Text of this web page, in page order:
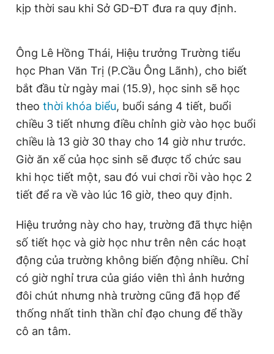
kịp thời sau khi Sở GD-ĐT đưa ra quy định.
Ông Lê Hồng Thái, Hiệu trưởng Trường tiểu
học Phan Văn Trị (P.Cầu Ông Lãnh), cho biết
bắt đầu từ ngày mai (15.9), học sinh sẽ học
theo thời khóa biểu, buổi sáng 4 tiết, buổi
chiều 3 tiết nhưng điều chỉnh giờ vào học buổi
chiều là 13 giờ 30 thay cho 14 giờ như trước.
Giờ ăn xế của học sinh sẽ được tổ chức sau
khi học tiết một, sau đó vui chơi rồi vào học 2
tiết để ra về vào lúc 16 giờ, theo quy định.
Hiệu trưởng này cho hay, trường đã thực hiện
số tiết học và giờ học như trên nên các hoạt
động của trường không biến động nhiều. Chỉ
có giờ nghỉ trưa của giáo viên thì ảnh hưởng
đôi chút nhưng nhà trường cũng đã họp để
thống nhất tinh thần chỉ đạo chung để thầy
cô an tâm.